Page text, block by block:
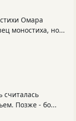
Омара
моностиха, но...
считалась
Позже - бо...